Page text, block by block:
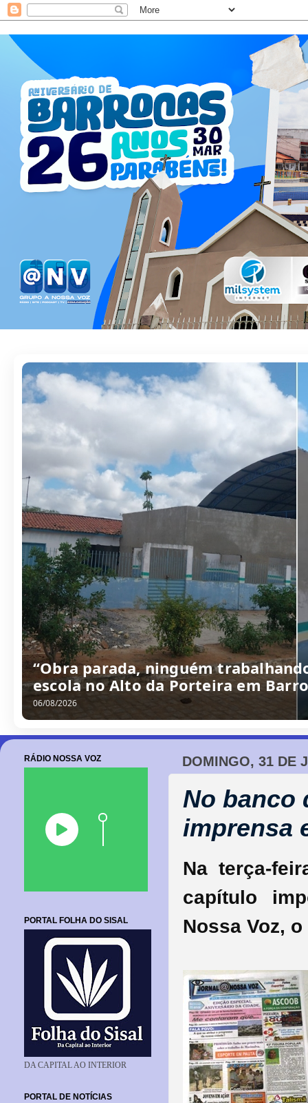
“Obra parada, ninguém
escola no Alto da Porteira em
06/08/2026
DOMINGO, 31 DE
No banco
imprensa
Na terça-
capítulo
Nossa Voz,
RÁDIO NOSSA VOZ
PORTAL FOLHA DO SISAL
DA CAPITAL AO INTERIOR
PORTAL DE NOTÍCIAS